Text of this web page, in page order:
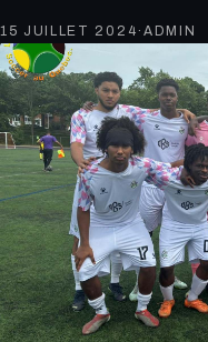
15 JUILLET 2024 · ADMIN